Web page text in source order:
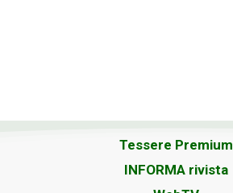
Tessere Premium
INFORMA rivista